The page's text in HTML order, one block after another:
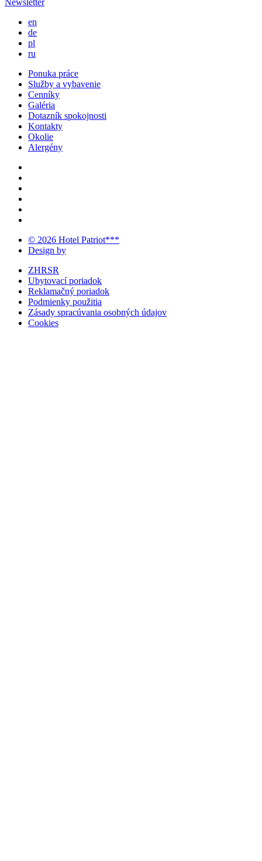
en
de
pl
ru
Ponuka práce
Služby a vybavenie
Cenníky
Galéria
Dotazník spokojnosti
Kontakty
Okolie
Alergény
© 2026 Hotel Patriot***
Design by
ZHRSR
Ubytovací poriadok
Reklamačný poriadok
Podmienky použitia
Zásady spracúvania osobných údajov
Cookies